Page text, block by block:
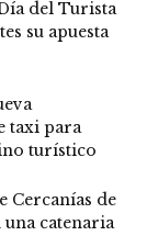
del Turista
su apuesta
taxi para
turístico
Cercanías de
catenaria